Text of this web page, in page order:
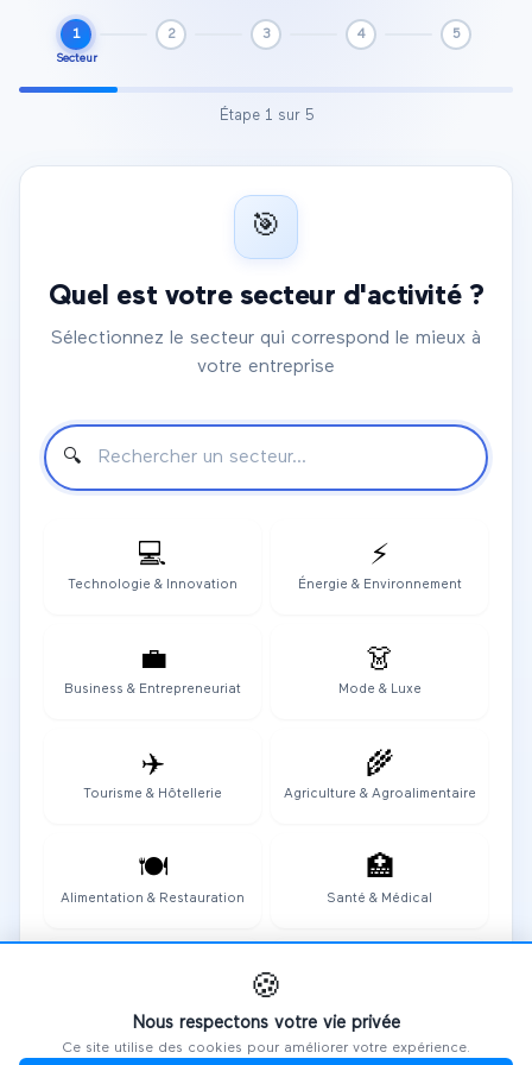
1
Secteur
2 3 4 5
Étape 1 sur 5
🎯
Quel est votre secteur d'activité ?
Sélectionnez le secteur qui correspond le mieux à
votre entreprise
🔍
💻
Technologie & Innovation
⚡
Énergie & Environnement
💼
Business & Entrepreneuriat
👗
Mode & Luxe
✈️
Tourisme & Hôtellerie
🌾
Agriculture & Agroalimentaire
🍽️
Alimentation & Restauration
🏥
Santé & Médical
🍪
Nous respectons votre vie privée
Ce site utilise des cookies pour améliorer votre expérience.